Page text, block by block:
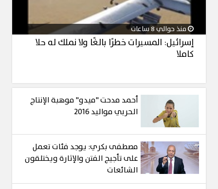
منذ حوالي 8 ساعات
إسرائيل: المسيرات خطرًا بالغًا ولا نملك له حلا
كاملا
أحمد مدحت "ميدو" موهبة الإنتاج
الحربي مواليد 2016
مصطفى بكري: يوجد فئات تعمل
على تأجيج الفتن والإثارة ويختلقون
الشائعات